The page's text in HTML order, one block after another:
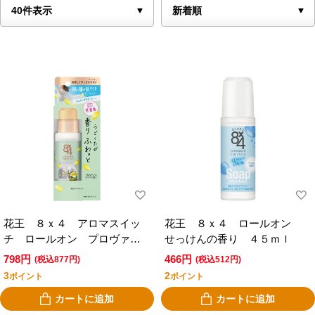
花王 ８ｘ４ アロマスイッ
チ ロールオン プロヴァン
ステラスの香り
798円 (税込877円)
3ポイント
カートに追加
花王 ８ｘ４ ロールオン
せっけんの香り ４５ｍｌ
466円 (税込512円)
2ポイント
カートに追加